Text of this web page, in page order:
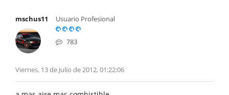
mschus11 Usuario Profesional
783
Viernes, 13 de Julio de 2012, 01:22:06